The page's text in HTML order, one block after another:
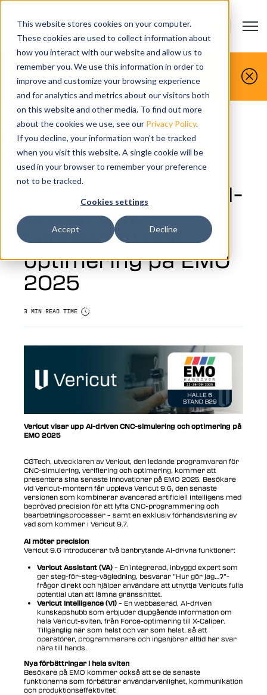
This website stores cookies on your computer.
These cookies are used to collect information about
how you interact with our website and allow us to
remember you. We use this information in order to
improve and customize your browsing experience
and for analytics and metrics about our visitors both
on this website and other media. To find out more
about the cookies we use, see our Privacy Policy.
If you decline, your information won’t be tracked
when you visit this website. A single cookie will be
used in your browser to remember your preference
not to be tracked.
Cookies settings
Accept Decline
Open
KONTAKTA-OSS Show
Du gör det, vi simulerar det.
Boka din gratis demo idag
NEWS
Vericut visar upp AI-
driven CNC-
simulering och
optimering på EMO
2025
3 MIN READ TIME
Vericut visar upp AI-driven CNC-simulering och optimering på
EMO 2025
CGTech, utvecklaren av Vericut, den ledande programvaran för
CNC-simulering, verifiering och optimering, kommer att
presentera sina senaste innovationer på EMO 2025. Besökare
vid Vericut-montern får uppleva Vericut 9.6, den senaste
versionen som kombinerar avancerad artificiell intelligens med
beprövad precision för att lyfta CNC-programmering och
bearbetningsprocesser – samt en exklusiv förhandsvisning av
vad som kommer i Vericut 9.7.
AI möter precision
Vericut 9.6 introducerar två banbrytande AI-drivna funktioner:
Vericut Assistant (VA)– En integrerad, inbyggd expert som
ger steg-för-steg-vägledning, besvarar ”Hur gör jag…?”-
frågor direkt och hjälper användare att utnyttja Vericuts fulla
potential utan att lämna gränssnittet.
Vericut Intelligence (VI)– En webbaserad, AI-driven
kunskapshubb som erbjuder djupgående information om
hela Vericut-sviten, från Force-optimering till X-Caliper.
Tillgänglig när som helst och var som helst, så att
operatörer, programmerare och ingenjörer alltid har svar
nära till hands.
Nya förbättringar i hela sviten
Besökare på EMO kommer också att se de senaste
funktionerna som förbättrar användarvänlighet, kommunikation
och produktionseffektivitet: